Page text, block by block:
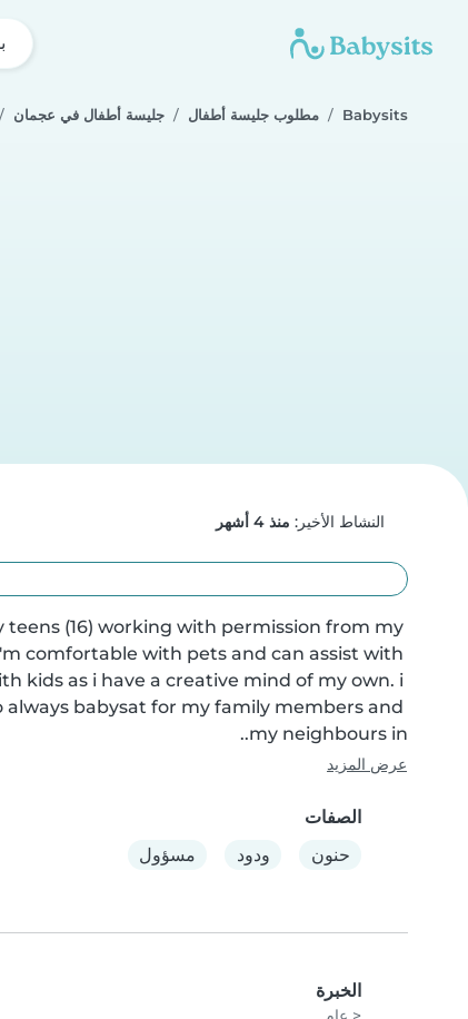
Babysits مطلوب جليسة أطفال جليسة أطفال في عجمان
النشاط الأخير: منذ 4 أشهر
(16) working with permission from my
comfortable with pets and can assist with
kids as i have a creative mind of my own. i
always babysat for my family members and
my neighbours in..
عرض المزيد
الصفات
حنون
ودود مسؤول
الخبرة